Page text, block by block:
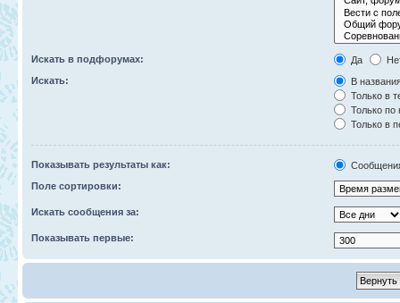
Искать в подфорумах: Да
Искать:
В
Только в
Только по
Только в
Показывать результаты как:
Поле сортировки:
Искать сообщения за:
Показывать первые: